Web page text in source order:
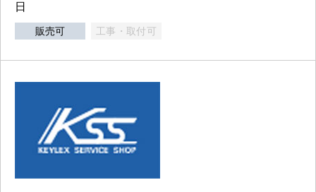
日
販売可 工事・取付可